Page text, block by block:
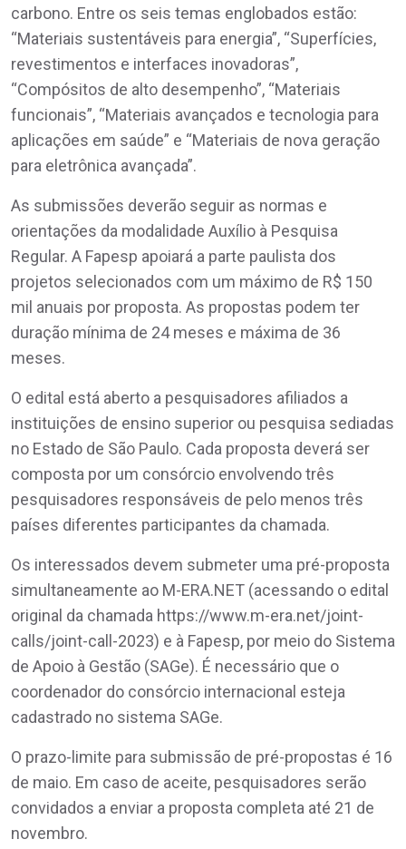
carbono. Entre os seis temas englobados estão:
“Materiais sustentáveis para energia”, “Superfícies,
revestimentos e interfaces inovadoras”,
“Compósitos de alto desempenho”, “Materiais
funcionais”, “Materiais avançados e tecnologia para
aplicações em saúde” e “Materiais de nova geração
para eletrônica avançada”.
As submissões deverão seguir as normas e
orientações da modalidade Auxílio à Pesquisa
Regular. A Fapesp apoiará a parte paulista dos
projetos selecionados com um máximo de R$ 150
mil anuais por proposta. As propostas podem ter
duração mínima de 24 meses e máxima de 36
meses.
O edital está aberto a pesquisadores afiliados a
instituições de ensino superior ou pesquisa sediadas
no Estado de São Paulo. Cada proposta deverá ser
composta por um consórcio envolvendo três
pesquisadores responsáveis de pelo menos três
países diferentes participantes da chamada.
Os interessados devem submeter uma pré-proposta
simultaneamente ao M-ERA.NET (acessando o edital
original da chamada https://www.m-era.net/joint-
calls/joint-call-2023) e à Fapesp, por meio do Sistema
de Apoio à Gestão (SAGe). É necessário que o
coordenador do consórcio internacional esteja
cadastrado no sistema SAGe.
O prazo-limite para submissão de pré-propostas é 16
de maio. Em caso de aceite, pesquisadores serão
convidados a enviar a proposta completa até 21 de
novembro.